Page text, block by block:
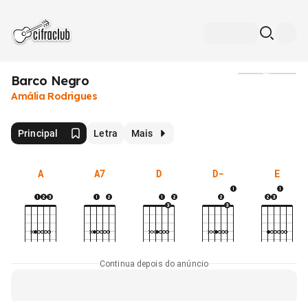
Barco Negro
Amália Rodrigues
Principal Letra Mais
A A7 D D- E
Continua depois do anúncio